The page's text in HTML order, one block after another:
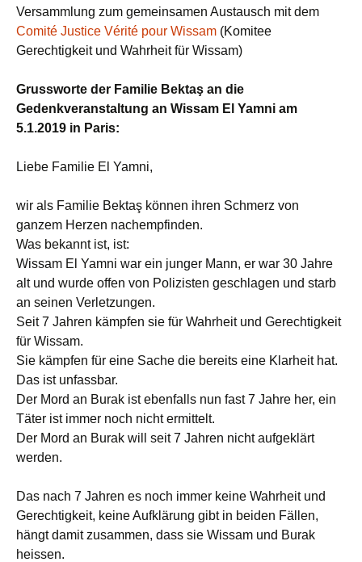
Versammlung zum gemeinsamen Austausch mit dem
Comité Justice Vérité pour Wissam (Komitee
Gerechtigkeit und Wahrheit für Wissam)
Grussworte der Familie Bektaş an die
Gedenkveranstaltung an Wissam El Yamni am
5.1.2019 in Paris:
Liebe Familie El Yamni,
wir als Familie Bektaş können ihren Schmerz von
ganzem Herzen nachempfinden.
Was bekannt ist, ist:
Wissam El Yamni war ein junger Mann, er war 30 Jahre
alt und wurde offen von Polizisten geschlagen und starb
an seinen Verletzungen.
Seit 7 Jahren kämpfen sie für Wahrheit und Gerechtigkeit
für Wissam.
Sie kämpfen für eine Sache die bereits eine Klarheit hat.
Das ist unfassbar.
Der Mord an Burak ist ebenfalls nun fast 7 Jahre her, ein
Täter ist immer noch nicht ermittelt.
Der Mord an Burak will seit 7 Jahren nicht aufgeklärt
werden.
Das nach 7 Jahren es noch immer keine Wahrheit und
Gerechtigkeit, keine Aufklärung gibt in beiden Fällen,
hängt damit zusammen, dass sie Wissam und Burak
heissen.